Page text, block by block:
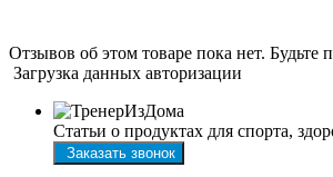
Отзывов об этом товаре пока нет. Будьте
Загрузка данных авторизации
Статьи о продуктах для спорта,
Заказать звонок